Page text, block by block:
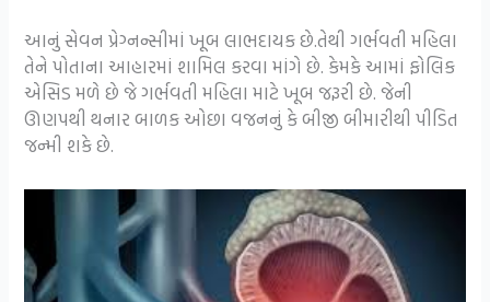
આનું સેવન પ્રેગ્નન્સીમાં ખૂબ લાભદાયક છે.તેથી ગર્ભવતી મહિલા
તેને પોતાના આહારમાં શામિલ કરવા માંગે છે. કેમકે આમાં ફોલિક
એસિડ મળે છે જે ગર્ભવતી મહિલા માટે ખૂબ જરૂરી છે. જેની
ઊણપથી થનાર બાળક ઓછા વજનનું કે બીજી બીમારીથી પીડિત
જન્મી શકે છે.